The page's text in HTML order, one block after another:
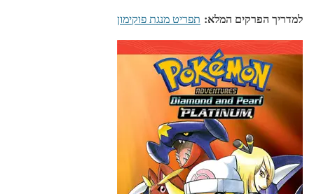
למדריך הפרקים המלא: תפריט מנגת פוקימון